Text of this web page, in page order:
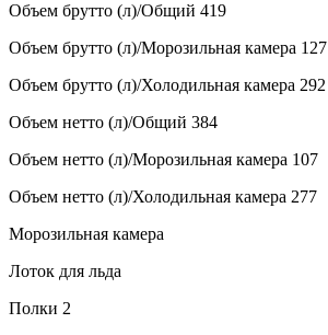
Объем брутто (л)/Общий 419
Объем брутто (л)/Морозильная камера 127
Объем брутто (л)/Холодильная камера 292
Объем нетто (л)/Общий 384
Объем нетто (л)/Морозильная камера 107
Объем нетто (л)/Холодильная камера 277
Морозильная камера
Лоток для льда
Полки 2